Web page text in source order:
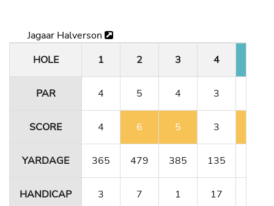
Jagaar Halverson
HOLE
1 2 3 4
PAR 4 5 4 3
SCORE 4 6 5 3
YARDAGE 365 479 385 135
HANDICAP 3 7 1 17